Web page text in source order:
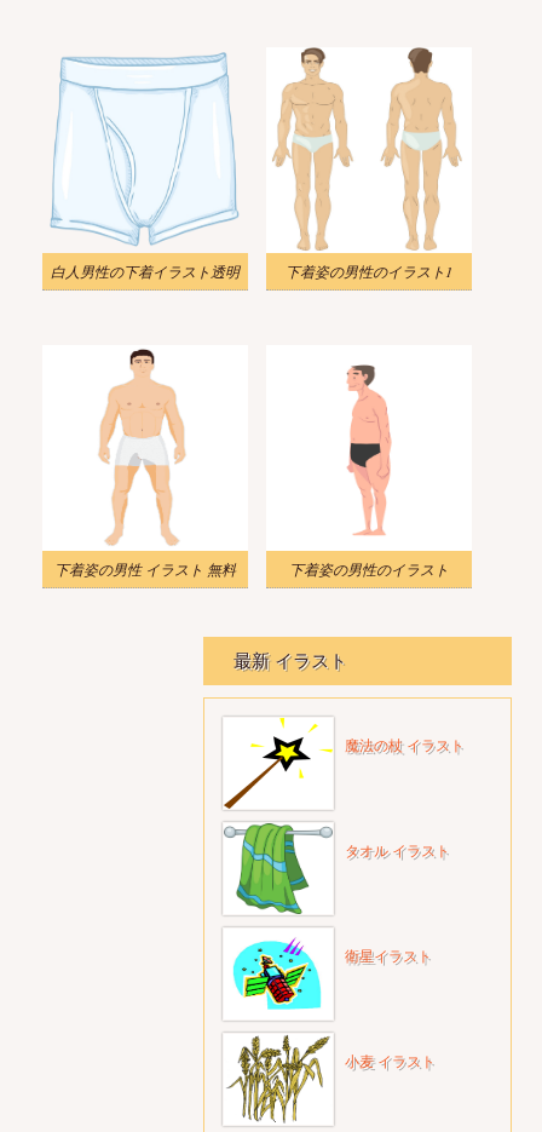
白人男性の下着イラスト透明 下着姿の男性のイラスト1
下着姿の男性 イラスト 無料 下着姿の男性のイラスト
最新 イラスト
魔法の杖 イラスト
タオル イラスト
衛星イラスト
小麦 イラスト